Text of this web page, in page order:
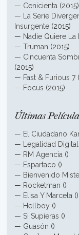
— Cenicienta (2015)
—
La Serie
Insurgente (2015)
— Nadie Quiere La
— Truman (2015)
— Cincuenta
(2015)
— Fast & Furious 7
— Focus (2015)
Últimas
— El Ciudadano
—
Legalidad Digital
— RM Agencia ()
— Espartaco ()
— Bienvenido
— Rocketman ()
— Elisa Y Marcela ()
— Hellboy ()
— Si Supieras ()
— Guasón ()